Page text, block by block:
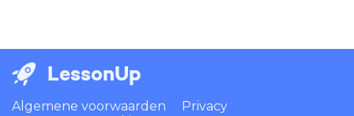
LessonUp
Algemene voorwaarden
Privacy